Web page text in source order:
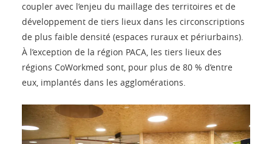
coupler avec l’enjeu du maillage des territoires et de
développement de tiers lieux dans les circonscriptions
de plus faible densité (espaces ruraux et périurbains).
À l’exception de la région PACA, les tiers lieux des
régions CoWorkmed sont, pour plus de 80 % d’entre
eux, implantés dans les agglomérations.